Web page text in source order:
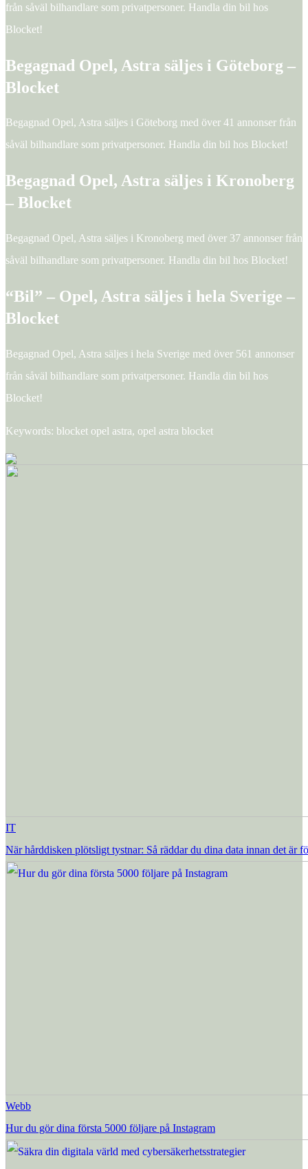
från såväl bilhandlare som privatpersoner. Handla din bil hos
Blocket!
Begagnad Opel, Astra säljes i Göteborg –
Blocket
Begagnad Opel, Astra säljes i Göteborg med över 41 annonser från
såväl bilhandlare som privatpersoner. Handla din bil hos Blocket!
Begagnad Opel, Astra säljes i Kronoberg
– Blocket
Begagnad Opel, Astra säljes i Kronoberg med över 37 annonser från
såväl bilhandlare som privatpersoner. Handla din bil hos Blocket!
“Bil” – Opel, Astra säljes i hela Sverige –
Blocket
Begagnad Opel, Astra säljes i hela Sverige med över 561 annonser
från såväl bilhandlare som privatpersoner. Handla din bil hos
Blocket!
Keywords: blocket opel astra, opel astra blocket
IT
När hårddisken plötsligt tystnar: Så räddar du dina data innan det är
Webb
Hur du gör dina första 5000 följare på Instagram